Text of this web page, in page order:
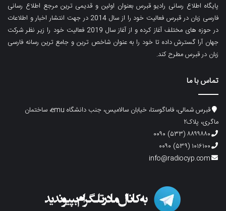
پایگاه اطلاع رسانی رادیو قبرس بعنوان اولین و قدیمی ترین مرجع اطلاع رسانی
فارسی زبان در قبرس فعالیت خود را از سال 2014 در جهت انتشار اخبار و اطلاعات
در حوزه های مختلف آغاز کرده و از آغاز سال 2019 فعالیت خود را زیر نظر شرکت
جهان آرا گسترش داده تا خود را به عنوان شاخص ترین و جامع ترین رسانه فارسی
زبان در قبرس مطرح کند.
تماس با ما
قبرس شمالی، فاماگوستا، خیابان سالامیس، جنب دانشگاه emu، ساختمان
ماگری، پلاک۲
۸۸۹۹۸۸۰ (۵۳۳) ۰۰۹۰
۱۰۱۶۱۰۰ (۵۳۹) ۰۰۹۰
info@radiocyp.com